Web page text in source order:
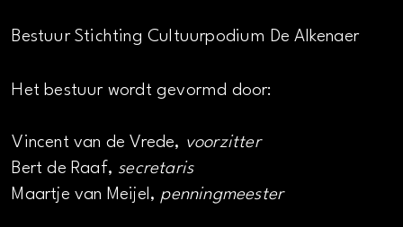
Bestuur Stichting Cultuurpodium De Alkenaer
Het bestuur wordt gevormd door:
Vincent van de Vrede, voorzitter
Bert de Raaf, secretaris
Maartje van Meijel, penningmeester